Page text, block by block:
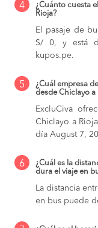
4
¿Cuánto cuesta
Rioja?
El pasaje de
S/ 0, y está
kupos.pe.
5
¿Cuál empresa
desde Chiclayo a
ExcluCiva
Chiclayo a
día August 7,
6
¿Cuál es la
dura el viaje en
La distancia
en bus puede